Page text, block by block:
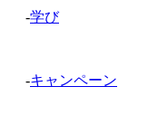
-学び
-キャンペーン